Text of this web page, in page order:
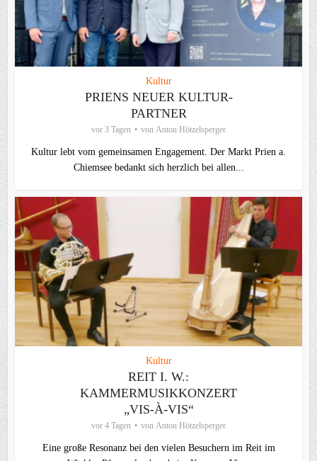
Kultur
PRIENS NEUER KULTUR-
PARTNER
vor 3 Tagen von Anton Hötzelsperger
Kultur lebt vom gemeinsamen Engagement. Der Markt Prien a.
Chiemsee bedankt sich herzlich bei allen...
Kultur
REIT I. W.:
KAMMERMUSIKKONZERT
„VIS-À-VIS“
vor 4 Tagen von Anton Hötzelsperger
Eine große Resonanz bei den vielen Besuchern im Reit im